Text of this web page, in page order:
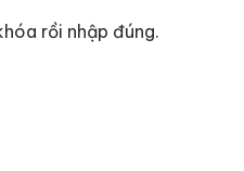
rồi nhập đúng.